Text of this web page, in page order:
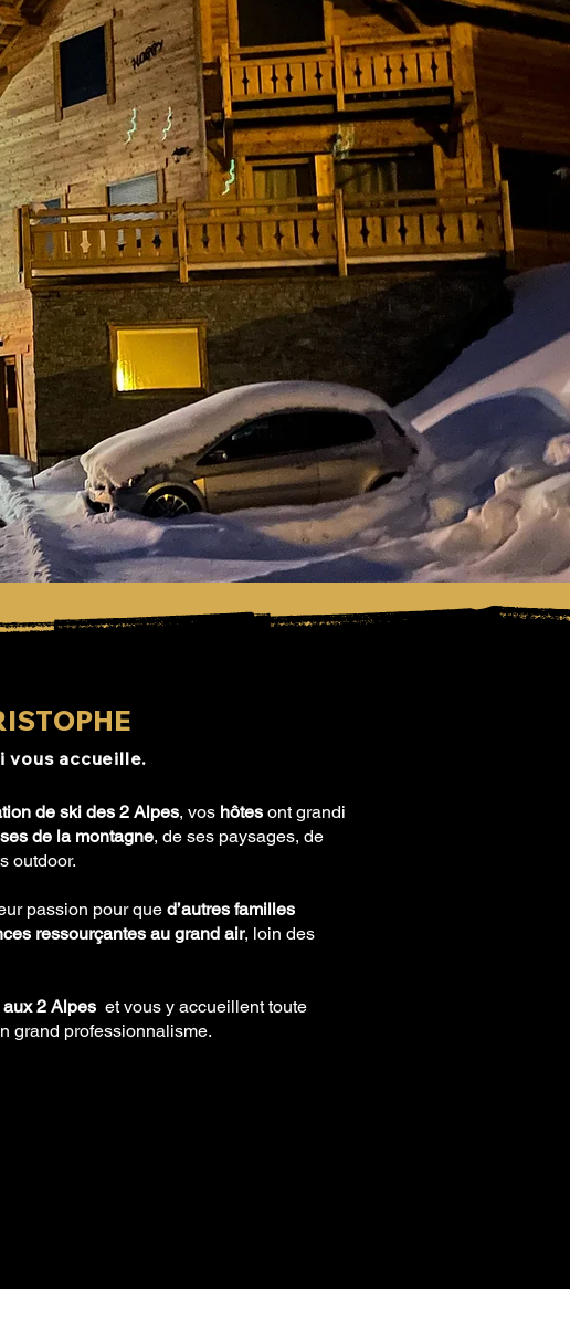
vous accueille.
de ski des 2 Alpes, vos hôtes ont grandi
de la montagne, de ses paysages, de
outdoor.
passion pour que d’autres familles
ressourçantes au grand air, loin des
2 Alpes et vous y accueillent toute
grand professionnalisme.